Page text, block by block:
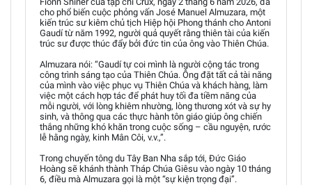
cho phổ biến cuộc phỏng vấn José Manuel Almuzara, một
kiến trúc sư kiêm chủ tịch Hiệp hội Phong thánh cho Antoni
Gaudí từ năm 1992, người quả quyết rằng thiên tài của kiến
trúc sư được thúc đẩy bởi đức tin của ông vào Thiên Chúa.
Almuzara nói: “Gaudí tự coi mình là người cộng tác trong
công trình sáng tạo của Thiên Chúa. Ông đặt tất cả tài năng
của mình vào việc phục vụ Thiên Chúa và khách hàng, làm
việc một cách hợp tác để phát huy tối đa tiềm năng của
mỗi người, với lòng khiêm nhường, lòng thương xót và sự hy
sinh, và thông qua các thực hành tôn giáo giúp ông chiến
thắng những khó khăn trong cuộc sống – cầu nguyện, rước
lễ hằng ngày, kinh Mân Côi, v.v.,”.
Trong chuyến tông du Tây Ban Nha sắp tới, Đức Giáo
Hoàng sẽ khánh thành Tháp Chúa Giêsu vào ngày 10 tháng
6, điều mà Almuzara gọi là một “sự kiện trọng đại”.